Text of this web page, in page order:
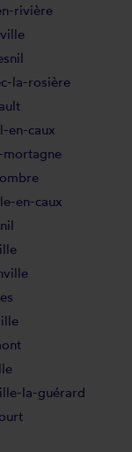
rivière
la-rosière
en-caux
mortagne
en-caux
la-guérard